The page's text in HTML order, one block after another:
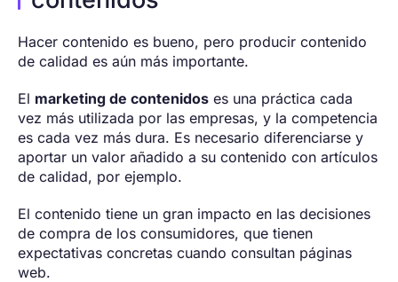
Hacer contenido es bueno, pero producir contenido
de calidad es aún más importante.
El marketing de contenidos es una práctica cada
vez más utilizada por las empresas, y la competencia
es cada vez más dura. Es necesario diferenciarse y
aportar un valor añadido a su contenido con artículos
de calidad, por ejemplo.
El contenido tiene un gran impacto en las decisiones
de compra de los consumidores, que tienen
expectativas concretas cuando consultan páginas
web.